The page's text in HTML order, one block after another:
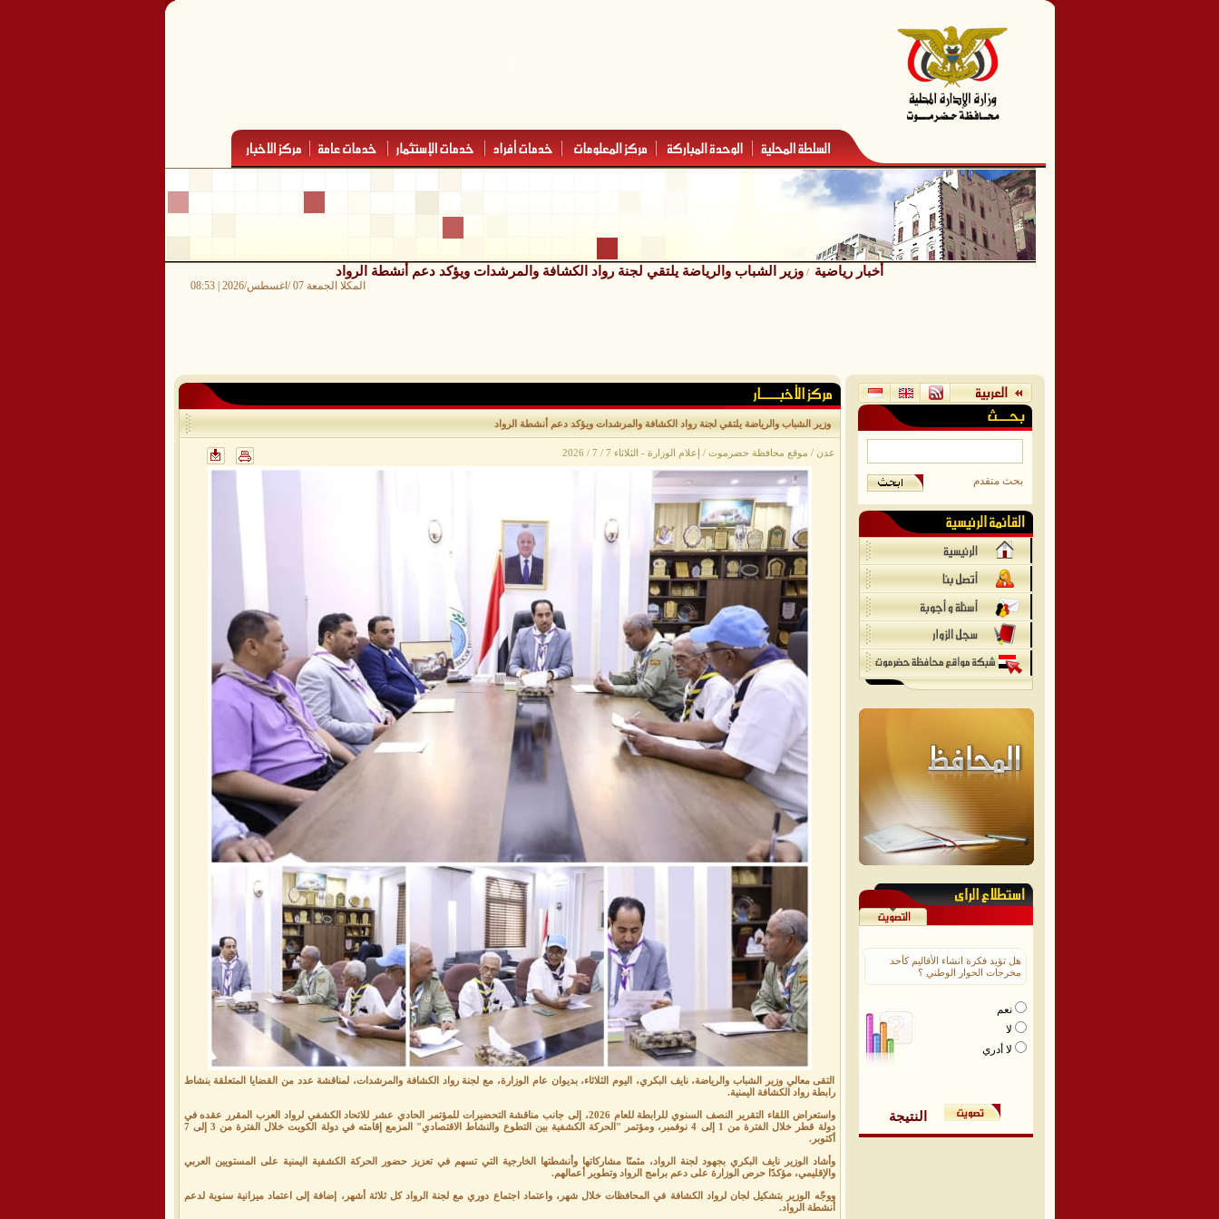
أخبار رياضية / وزير الشباب والرياضة يلتقي لجنة رواد الكشافة والمرشدات ويؤكد دعم أنشطة الرواد
المكلا الجمعة 07 /اغسطس/2026 | 08:53
وزير الشباب والرياضة يلتقي لجنة رواد الكشافة والمرشدات ويؤكد دعم أنشطة الرواد
عدن / موقع محافظة حضرموت / إعلام الوزارة - الثلاثاء 7 / 7 / 2026
التقى معالي وزير الشباب والرياضة، نايف البكري، اليوم الثلاثاء، بديوان عام الوزارة، مع لجنة رواد الكشافة والمرشدات، لمناقشة عدد من القضايا المتعلقة بنشاط
رابطة رواد الكشافة اليمنية.
واستعراض اللقاء التقرير النصف السنوي للرابطة للعام 2026، إلى جانب مناقشة التحضيرات للمؤتمر الحادي عشر للاتحاد الكشفي لرواد العرب المقرر عقده في
دولة قطر خلال الفترة من 1 إلى 4 نوفمبر، ومؤتمر "الحركة الكشفية بين التطوع والنشاط الاقتصادي" المزمع إقامته في دولة الكويت خلال الفترة من 3 إلى 7
أكتوبر.
وأشاد الوزير نايف البكري بجهود لجنة الرواد، مثمنًا مشاركاتها وأنشطتها الخارجية التي تسهم في تعزيز حضور الحركة الكشفية اليمنية على المستويين العربي
والإقليمي، مؤكدًا حرص الوزارة على دعم برامج الرواد وتطوير أعمالهم.
ووجّه الوزير بتشكيل لجان لرواد الكشافة في المحافظات خلال شهر، واعتماد اجتماع دوري مع لجنة الرواد كل ثلاثة أشهر، إضافة إلى اعتماد ميزانية سنوية لدعم
أنشطة الرواد.
بحث متقدم
هل تؤيد فكرة انشاء الأقاليم كأحد
مخرجات الحوار الوطني ؟
نعم
لا
لا أدري
النتيجة